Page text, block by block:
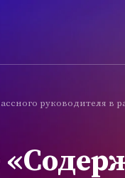
руководителя в